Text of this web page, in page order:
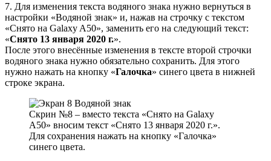
7. Для изменения текста водяного знака нужно вернуться в
настройки «Водяной знак» и, нажав на строчку с текстом
«Снято на Galaxy A50», заменить его на следующий текст:
«Снято 13 января 2020 г.».
После этого внесённые изменения в тексте второй строчки
водяного знака нужно обязательно сохранить. Для этого
нужно нажать на кнопку «Галочка» синего цвета в нижней
строке экрана.
Скрин №8 – вместо текста «Снято на Galaxy
A50» вносим текст «Снято 13 января 2020 г.».
Для сохранения нажать на кнопку «Галочка»
синего цвета.